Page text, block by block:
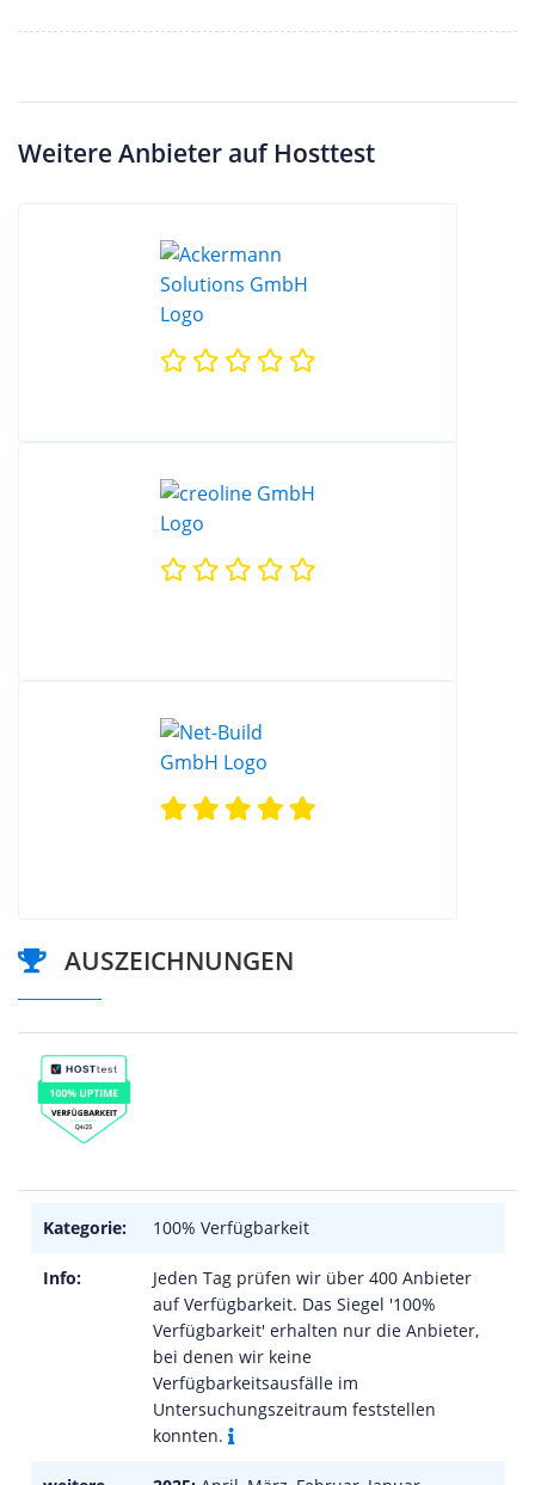
Weitere Anbieter auf Hosttest
AUSZEICHNUNGEN
Kategorie: 100% Verfügbarkeit
Info:
Jeden Tag prüfen wir über 400 Anbieter
auf Verfügbarkeit. Das Siegel '100%
Verfügbarkeit' erhalten nur die Anbieter,
bei denen wir keine
Verfügbarkeitsausfälle im
Untersuchungszeitraum feststellen
konnten.